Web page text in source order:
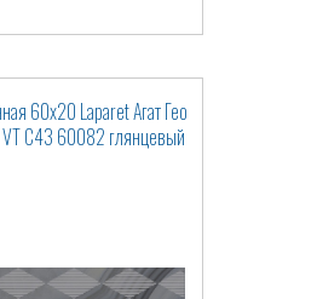
60x20 Laparet Агат Гео
C43 60082 глянцевый